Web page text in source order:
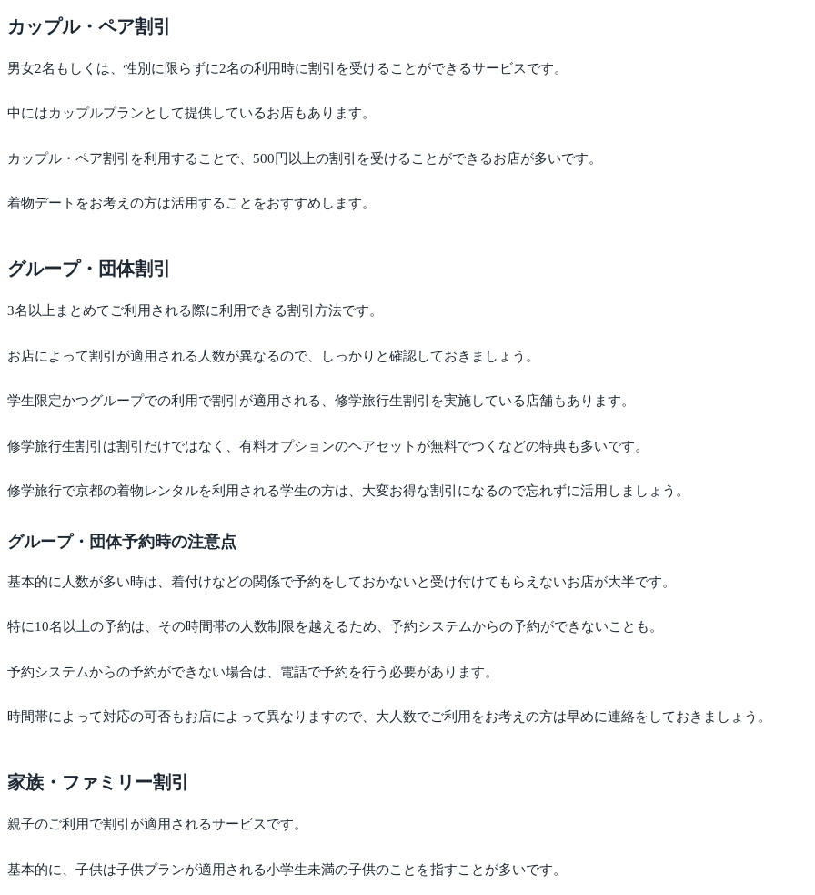
カップル・ペア割引
男女2名もしくは、性別に限らずに2名の利用時に割引を受けることができるサービスです。
中にはカップルプランとして提供しているお店もあります。
カップル・ペア割引を利用することで、500円以上の割引を受けることができるお店が多いです。
着物デートをお考えの方は活用することをおすすめします。
グループ・団体割引
3名以上まとめてご利用される際に利用できる割引方法です。
お店によって割引が適用される人数が異なるので、しっかりと確認しておきましょう。
学生限定かつグループでの利用で割引が適用される、修学旅行生割引を実施している店舗もあります。
修学旅行生割引は割引だけではなく、有料オプションのヘアセットが無料でつくなどの特典も多いです。
修学旅行で京都の着物レンタルを利用される学生の方は、大変お得な割引になるので忘れずに活用しましょう。
グループ・団体予約時の注意点
基本的に人数が多い時は、着付けなどの関係で予約をしておかないと受け付けてもらえないお店が大半です。
特に10名以上の予約は、その時間帯の人数制限を越えるため、予約システムからの予約ができないことも。
予約システムからの予約ができない場合は、電話で予約を行う必要があります。
時間帯によって対応の可否もお店によって異なりますので、大人数でご利用をお考えの方は早めに連絡をしておきましょう。
家族・ファミリー割引
親子のご利用で割引が適用されるサービスです。
基本的に、子供は子供プランが適用される小学生未満の子供のことを指すことが多いです。